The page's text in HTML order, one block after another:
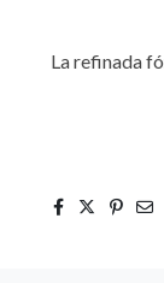
La refinada